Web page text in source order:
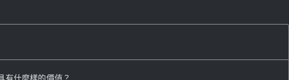
有什麼樣的價值？